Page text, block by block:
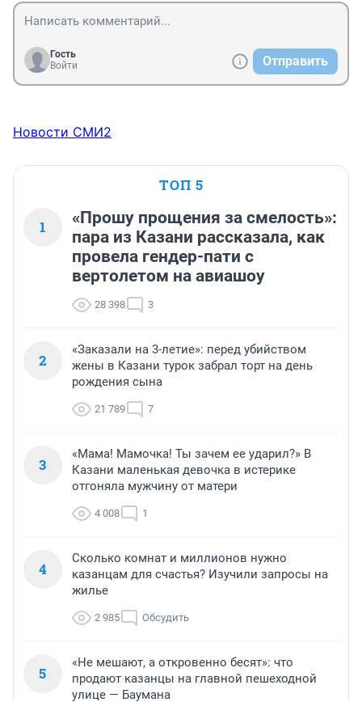
Гость
Войти
Отправить
Новости СМИ2
ТОП 5
1
«Прошу прощения за смелость»:
пара из Казани рассказала, как
провела гендер-пати с
вертолетом на авиашоу
28 398 3
2
«Заказали на 3-летие»: перед убийством
жены в Казани турок забрал торт на день
рождения сына
21 789 7
3
«Мама! Мамочка! Ты зачем ее ударил?» В
Казани маленькая девочка в истерике
отгоняла мужчину от матери
4 008 1
4
Сколько комнат и миллионов нужно
казанцам для счастья? Изучили запросы на
жилье
2 985 Обсудить
5
«Не мешают, а откровенно бесят»: что
продают казанцы на главной пешеходной
улице — Баумана